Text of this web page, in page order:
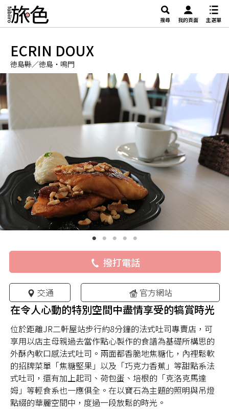
搜尋 我的頁面 主選單
ECRIN DOUX
徳島縣／徳島・鳴門
撥打電話
交通 官方網站
在令人心動的特別空間中盡情享受的犒賞時光
位於距離JR二軒屋站步行約8分鐘的法式吐司專賣店，可
享用以店主母親過去當作點心製作的食譜為基礎所構思的
外酥內軟口感法式吐司。兩面都香脆地焦糖化，內裡鬆軟
的招牌菜單「焦糖堅果」以及「巧克力香蕉」等甜點系法
式吐司，還有加上起司、荷包蛋、培根的「克洛克馬達
姆」等輕食系也一應俱全。在以寶石為主題的照明與吊燈
點綴的華麗空間中，度過一段放鬆的時光。